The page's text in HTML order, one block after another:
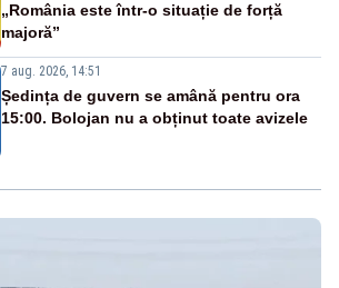
„România este într-o situație de forță
majoră”
7 aug. 2026, 14:51
Ședința de guvern se amână pentru ora
15:00. Bolojan nu a obținut toate avizele